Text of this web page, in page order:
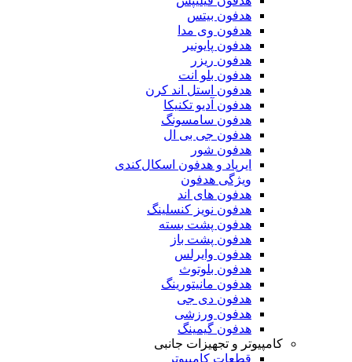
هدفون بیتس
هدفون وی مدا
هدفون پایونیر
هدفون ریزر
هدفون بلو انت
هدفون استل اند کرن
هدفون آدیو تکنیکا
هدفون سامسونگ
هدفون جی بی ال
هدفون شور
ایرپاد و هدفون اسکال‌کندی
ویژگی هدفون
هدفون های اند
هدفون نویز کنسلینگ
هدفون پشت بسته
هدفون پشت باز
هدفون وایرلس
هدفون بلوتوث
هدفون مانیتورینگ
هدفون دی جی
هدفون ورزشی
هدفون گیمینگ
کامپیوتر و تجهیزات جانبی
قطعات کامپیوتر